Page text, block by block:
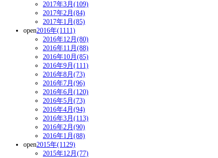
2017年3月(109)
2017年2月(84)
2017年1月(85)
open2016年(1111)
2016年12月(80)
2016年11月(88)
2016年10月(85)
2016年9月(111)
2016年8月(73)
2016年7月(96)
2016年6月(120)
2016年5月(73)
2016年4月(94)
2016年3月(113)
2016年2月(90)
2016年1月(88)
open2015年(1129)
2015年12月(77)